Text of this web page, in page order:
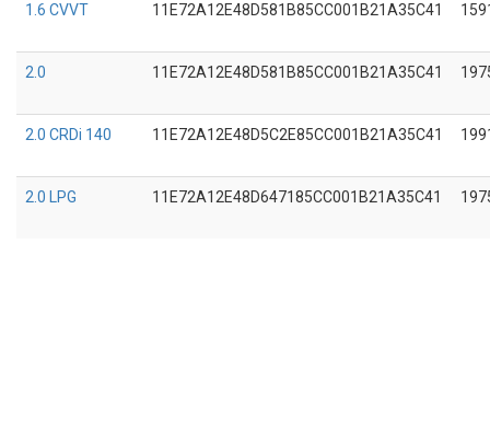
1.6 CVVT 11E72A12E48D581B85CC001B21A35C41
2.0 11E72A12E48D581B85CC001B21A35C41
2.0 CRDi 140 11E72A12E48D5C2E85CC001B21A35C41
2.0 LPG 11E72A12E48D647185CC001B21A35C41